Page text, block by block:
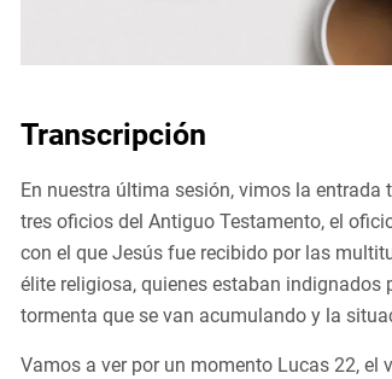
Transcripción
En nuestra última sesión, vimos la
tres oficios del Antiguo Testamento, el
con el que Jesús fue recibido por las
élite religiosa, quienes estaban
tormenta que se van acumulando y la
Vamos a ver por un momento Lucas 22, el